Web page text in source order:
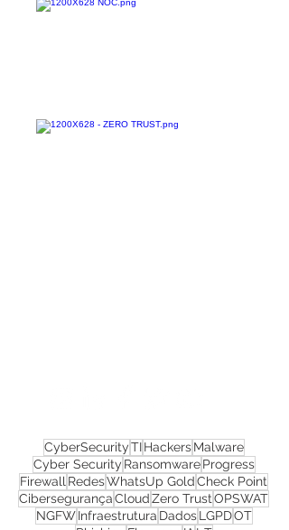
CyberSecurityTIHackersMalware
Cyber SecurityRansomwareProgress
FirewallRedesWhatsUp Gold Check Point